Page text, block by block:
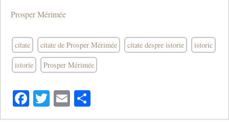
Prosper Mérimée
citate citate de Prosper Mérimée citate despre istorie istoric
istorie Prosper Mérimée
Facebook
Twitter
Email